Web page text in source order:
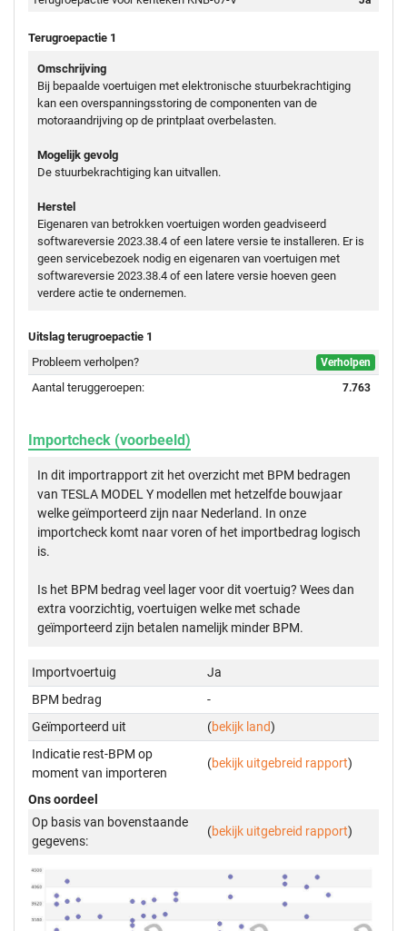
Terugroepactie 1
Omschrijving
Bij bepaalde voertuigen met elektronische stuurbekrachtiging
kan een overspanningsstoring de componenten van de
motoraandrijving op de printplaat overbelasten.
Mogelijk gevolg
De stuurbekrachtiging kan uitvallen.
Herstel
Eigenaren van betrokken voertuigen worden geadviseerd
softwareversie 2023.38.4 of een latere versie te installeren. Er is
geen servicebezoek nodig en eigenaren van voertuigen met
softwareversie 2023.38.4 of een latere versie hoeven geen
verdere actie te ondernemen.
Uitslag terugroepactie 1
Probleem verholpen?
Verholpen
Aantal teruggeroepen: 7.763
Importcheck (voorbeeld)
In dit importrapport zit het overzicht met BPM bedragen
van TESLA MODEL Y modellen met hetzelfde bouwjaar
welke geïmporteerd zijn naar Nederland. In onze
importcheck komt naar voren of het importbedrag logisch
is.
Is het BPM bedrag veel lager voor dit voertuig? Wees dan
extra voorzichtig, voertuigen welke met schade
geïmporteerd zijn betalen namelijk minder BPM.
Importvoertuig
Ja
BPM bedrag
-
Geïmporteerd uit
(bekijk land)
Indicatie rest-BPM op
moment van importeren
(bekijk uitgebreid rapport)
Ons oordeel
Op basis van bovenstaande
gegevens:
(bekijk uitgebreid rapport)